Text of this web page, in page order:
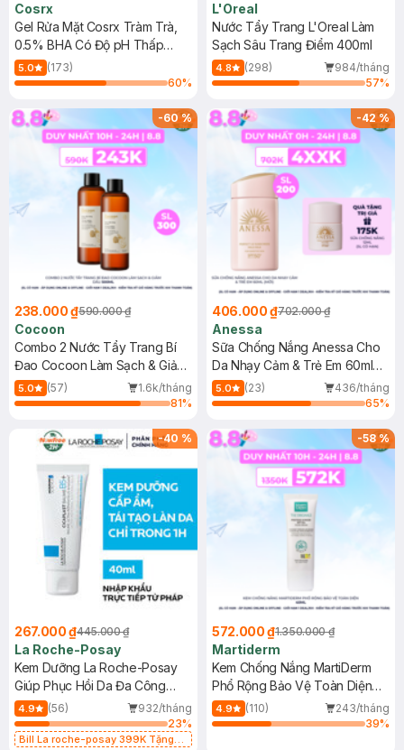
Cosrx
Gel Rửa Mặt Cosrx Tràm Trà,
0.5% BHA Có Độ pH Thấp
150ml
5.0
(173)
60%
L'Oreal
Nước Tẩy Trang L'Oreal Làm
Sạch Sâu Trang Điểm 400ml
4.8 (298)
984/tháng
57%
-60%
238.000 ₫590.000 ₫
Cocoon
Combo 2 Nước Tẩy Trang Bí
Đao Cocoon Làm Sạch & Giảm
Dầu 500ml
5.0 (57)
1.6k/tháng
81%
-42%
406.000 ₫702.000 ₫
Anessa
Sữa Chống Nắng Anessa Cho
Da Nhạy Cảm & Trẻ Em 60ml
(Mới)
5.0 (23)
436/tháng
65%
-40 %
267.000 ₫445.000 ₫
La Roche-Posay
Kem Dưỡng La Roche-Posay
Giúp Phục Hồi Da Đa Công
Dụng 40ml
4.9 (56)
932/tháng
23%
Bill La roche-posay 399K Tặng
-58%
572.000 ₫1.350.000 ₫
Martiderm
Kem Chống Nắng MartiDerm
Phổ Rộng Bảo Vệ Toàn Diện
40ml
4.9 (110)
243/tháng
39%